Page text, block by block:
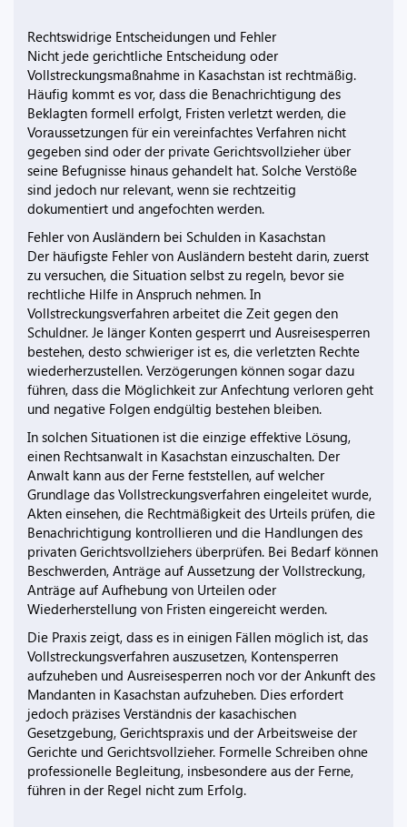
Rechtswidrige Entscheidungen und Fehler
Nicht jede gerichtliche Entscheidung oder
Vollstreckungsmaßnahme in Kasachstan ist rechtmäßig.
Häufig kommt es vor, dass die Benachrichtigung des
Beklagten formell erfolgt, Fristen verletzt werden, die
Voraussetzungen für ein vereinfachtes Verfahren nicht
gegeben sind oder der private Gerichtsvollzieher über
seine Befugnisse hinaus gehandelt hat. Solche Verstöße
sind jedoch nur relevant, wenn sie rechtzeitig
dokumentiert und angefochten werden.
Fehler von Ausländern bei Schulden in Kasachstan
Der häufigste Fehler von Ausländern besteht darin, zuerst
zu versuchen, die Situation selbst zu regeln, bevor sie
rechtliche Hilfe in Anspruch nehmen. In
Vollstreckungsverfahren arbeitet die Zeit gegen den
Schuldner. Je länger Konten gesperrt und Ausreisesperren
bestehen, desto schwieriger ist es, die verletzten Rechte
wiederherzustellen. Verzögerungen können sogar dazu
führen, dass die Möglichkeit zur Anfechtung verloren geht
und negative Folgen endgültig bestehen bleiben.
In solchen Situationen ist die einzige effektive Lösung,
einen Rechtsanwalt in Kasachstan einzuschalten. Der
Anwalt kann aus der Ferne feststellen, auf welcher
Grundlage das Vollstreckungsverfahren eingeleitet wurde,
Akten einsehen, die Rechtmäßigkeit des Urteils prüfen, die
Benachrichtigung kontrollieren und die Handlungen des
privaten Gerichtsvollziehers überprüfen. Bei Bedarf können
Beschwerden, Anträge auf Aussetzung der Vollstreckung,
Anträge auf Aufhebung von Urteilen oder
Wiederherstellung von Fristen eingereicht werden.
Die Praxis zeigt, dass es in einigen Fällen möglich ist, das
Vollstreckungsverfahren auszusetzen, Kontensperren
aufzuheben und Ausreisesperren noch vor der Ankunft des
Mandanten in Kasachstan aufzuheben. Dies erfordert
jedoch präzises Verständnis der kasachischen
Gesetzgebung, Gerichtspraxis und der Arbeitsweise der
Gerichte und Gerichtsvollzieher. Formelle Schreiben ohne
professionelle Begleitung, insbesondere aus der Ferne,
führen in der Regel nicht zum Erfolg.